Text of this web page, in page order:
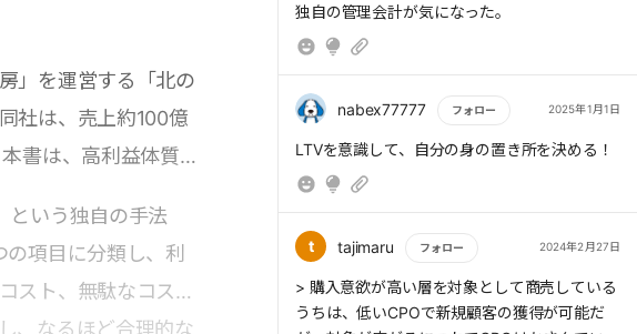
」を運営する「北の
社は、売上約100億
書は、高利益体質
という独自の手法
項目に分類し、利
スト、無駄なコスト
、なるほど合理的な
もっと読む
nabex77777 フォロー 2025年1月1日
もっと読む
LTVを意識して、自分の身の置き所を決める！
t tajimaru フォロー 2024年2月27日
もっと読む
> 購入意欲が高い層を対象として商売している
うちは、低いCPOで新規顧客の獲得が可能だ